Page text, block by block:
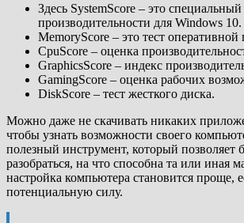
Здесь SystemScore – это
производительности для Windows 10.
MemoryScore – это тест оперативной
CpuScore – оценка
GraphicsScore – индекс
GamingScore – оценка рабочих
DiskScore – тест жесткого диска.
Можно даже не скачивать никаких
чтобы узнать возможности своего
полезный инструмент, который позволяет
разобраться, на что способна та или иная
настройка компьютера становится проще,
потенциальную силу.